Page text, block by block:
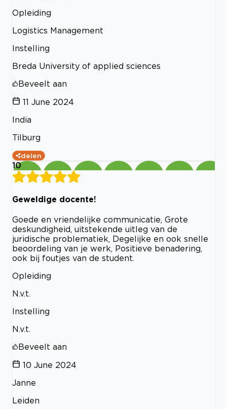
Opleiding
Logistics Management
Instelling
Breda University of applied sciences
Beveelt aan
11 June 2024
India
Tilburg
delen
10
Geweldige docente!
Goede en vriendelijke communicatie, Grote
deskundigheid, uitstekende uitleg van de
juridische problematiek, Degelijke en ook snelle
beoordeling van je werk, Positieve benadering,
ook bij foutjes van de student.
Opleiding
N.v.t.
Instelling
N.v.t.
Beveelt aan
10 June 2024
Janne
Leiden